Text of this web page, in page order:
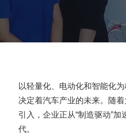
以轻量化、电动化和智能化
决定着汽车产业的未来。随
引入，企业正从“制造驱动”加
代。